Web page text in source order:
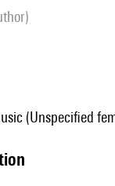
(Unspecified